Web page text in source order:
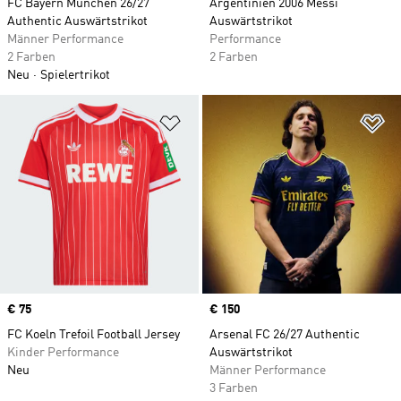
FC Bayern München 26/27
Authentic Auswärtstrikot
Männer Performance
2 Farben
Neu
Spielertrikot
Argentinien 2006 Messi
Auswärtstrikot
Performance
2 Farben
Zur Wunschliste hinzufügen
Price
€ 75
FC Koeln Trefoil Football Jersey
Kinder Performance
Neu
Price
€ 150
Arsenal FC 26/27 Authentic
Auswärtstrikot
Männer Performance
3 Farben